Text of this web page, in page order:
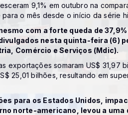
9,1% em outubro na
o mês desde o início da série
com a forte queda de
nesta quinta-feira (6)
Comércio e Serviços (Mdic).
exportações somaram US$ 31,97
25,01 bilhões, resultando em
para os Estados Unidos,
norte-americano, levou a uma